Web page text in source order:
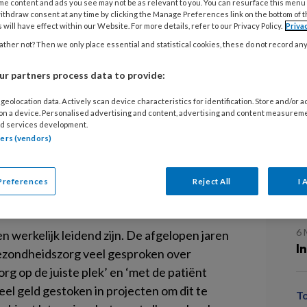
dat de plannen van het
op de zorg.
nodig om de overheidsbegroting dekkend
waar. De angel zit echter in de boodschap
niets dat beroepsorganisaties én
maken zich zorgen dat goede zorg in de
basisvoorziening is, maar
die het zelf kunnen betalen.
werkelijk leidend zijn. De afgelopen jaren
veel gesproken over
op de juiste plek’ en ‘met de patiënt
geld gestoken in projecten om dit te
6
content and ads you see may not be as relevant to you. You can resurface this
consent at any time by clicking the Manage Preferences link on the bottom of
will have effect within our Website. For more details, refer to our Privacy Policy.
not? Then we only place essential and statistical cookies, these do not record
partners process data to provide:
data. Actively scan device characteristics for identification. Store and/or
a device. Personalised advertising and content, advertising and content
services development.
(vendors)
Reject All I